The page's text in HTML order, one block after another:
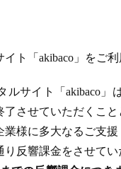
ト「akibaco」をご
サイト「akibaco」
させていただくこと
様に多大なるご支
反響課金をさせて